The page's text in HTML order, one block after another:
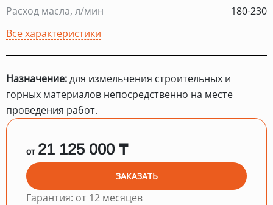
Расход масла, л/мин
180-230
Все характеристики
Назначение:для измельчения строительных и
горных материалов непосредственно на месте
проведения работ.
от 21 125 000 ₸
ЗАКАЗАТЬ
Гарантия: от 12 месяцев